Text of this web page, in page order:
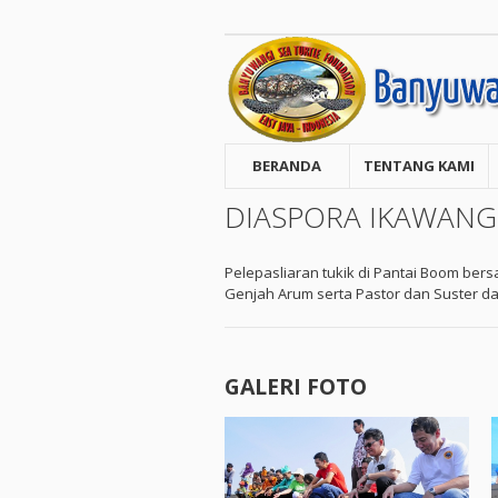
BERANDA TENTANG KAMI
DIASPORA
Pelepasliaran tukik di Pantai Boom
Genjah Arum serta Pastor dan Suster
GALERI FOTO